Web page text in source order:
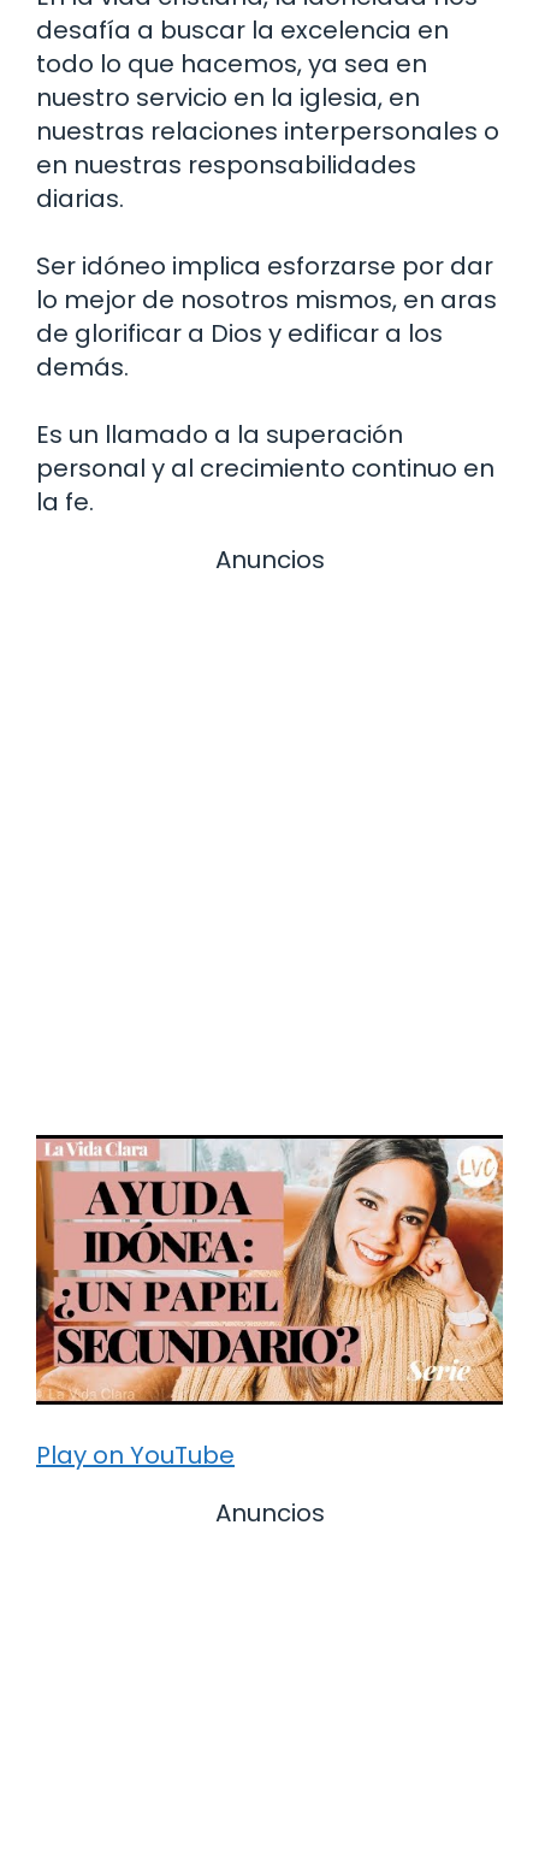
desafía a buscar la excelencia en
todo lo que hacemos, ya sea en
nuestro servicio en la iglesia, en
nuestras relaciones interpersonales o
en nuestras responsabilidades
diarias.
Ser idóneo implica esforzarse por dar
lo mejor de nosotros mismos, en aras
de glorificar a Dios y edificar a los
demás.
Es un llamado a la superación
personal y al crecimiento continuo en
la fe.
Anuncios
Play on YouTube
Anuncios